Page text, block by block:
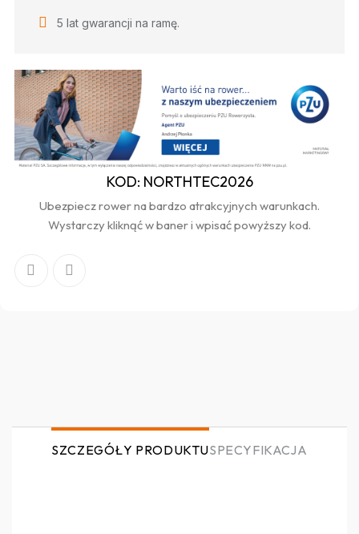
5 lat gwarancji na ramę.
KOD: NORTHTEC2026
Ubezpiecz rower na bardzo atrakcyjnych warunkach.
Wystarczy kliknąć w baner i wpisać powyższy kod.
SZCZEGÓŁY PRODUKTUSPECYFIKACJA